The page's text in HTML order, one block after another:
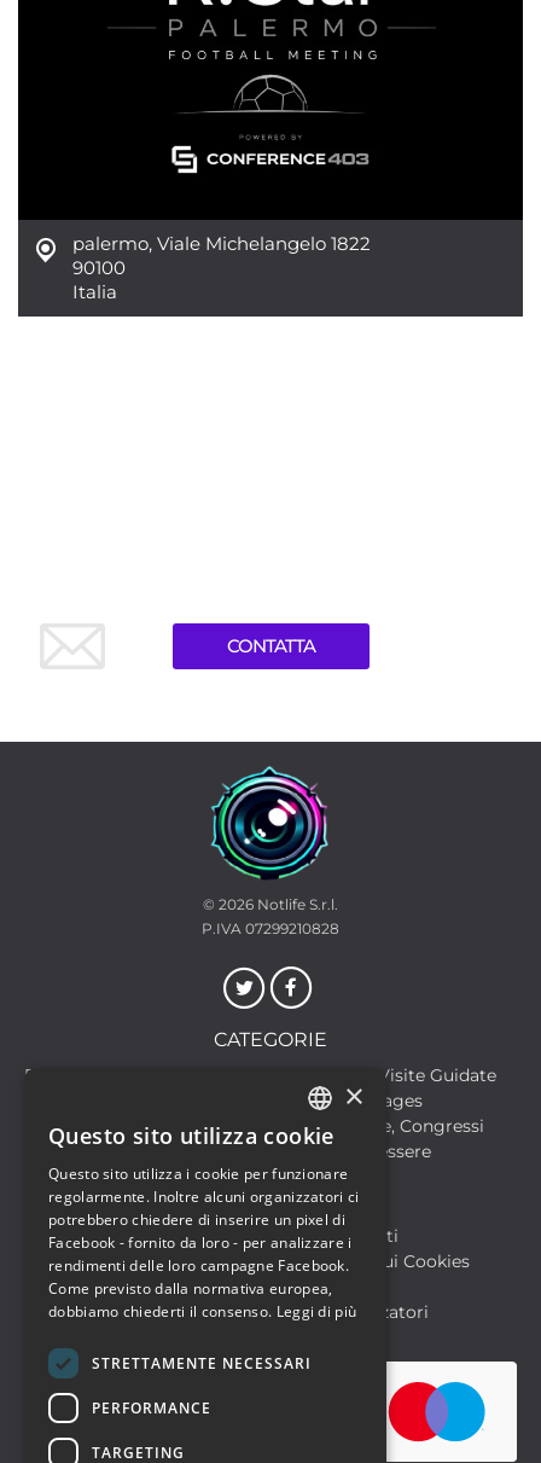
palermo, Viale Michelangelo 1822
90100
Italia
CONTATTA
© 2026 Notlife S.r.l.
P.IVA 07299210828
CATEGORIE
Discoteche
Escursioni & Visite Guidate
Food & Beverages
Formazione
Meeting, Fiere, Congressi
Musica, Eventi Live, Club
Salute & Benessere
Sport & Motori
Biglietteria SIAE
Archivio Eventi
Informativa sulla Privacy
Informativa sui Cookies
Condizioni di utilizzo
Help
FAQ Utenti
FAQ Organizzatori
ITALIAN
ENGLISH
×
Questo sito utilizza cookie
Questo sito utilizza i cookie per funzionare
regolarmente. Inoltre alcuni organizzatori ci
potrebbero chiedere di inserire un pixel di
Facebook - fornito da loro - per analizzare i
rendimenti delle loro campagne Facebook.
Come previsto dalla normativa europea,
dobbiamo chiederti il consenso. Leggi di più
STRETTAMENTE NECESSARI
PERFORMANCE
TARGETING